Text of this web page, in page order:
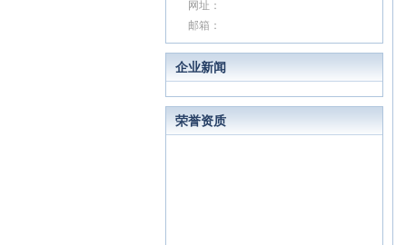
网址：
邮箱：
企业新闻
荣誉资质